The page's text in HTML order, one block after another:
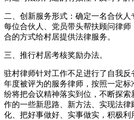
二、创新服务形式：确定一名合伙人
每位合伙人、党员带头帮扶顾问律
合的方式给村居提供法律服务。
三、推行村居考核奖励办法。
驻村律师针对工作不足进行了自我
年度被评为的服务律师，按照一定
纷将把会议精神落实到位，不断探
作的一些新思路、新方法、实现法
化、把好事做好、实事做实，积极